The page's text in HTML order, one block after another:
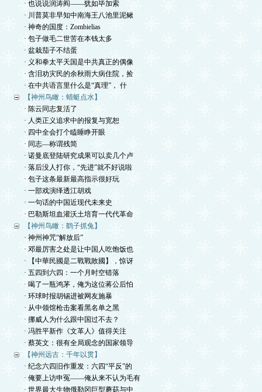
· 也说说润涛阎——犹如毕加索
· 川普莫非早知中南海王八池里泥鳅
· 神奇的国度：Zombielias
· 包子做毛二世苦在本钱太多
· 盆栽茄子不结蛋
· 义和拳太平天国是中共真正的偶像
· 含泪劝灾民的余秋雨大病住院，捡
· 在中共语言里什么是“真理”， 什
【神州鸟瞰：蜻蜓点水】
· 陈云同志复活了
· 人类正义追求中的报复与宽恕
· 四中全会打个瞌睡睁开眼
· 同志—称谓残简
· 诺曼底登陆研究成果可以卖几个卢
· 落后没人打你，“先进”就不好说啦
· 包子这条最新最高指示很好玩
· 一部戏演绎透江胡戏
· 一句话的中国近现代未来史
· 巴勒斯坦血灌沃土培育一代代革命
【神州鸟瞰：鹞子抓兔】
· 神州神咒“解放后”
· 邓最厉害之处是让中国人吃饱饭也
· 【中華民國是二戰戰敗國】，惊讶
· 五四到六四：一个月时空错落
· 喝了一瓶鸿茅，俺为这位蒋公后怕
· 环球时报胡锡进被网友施暴
· 从中领馆枪击案看黑名单之黑
· 挪威人为什么跟中国过不去？
· 冯胜平新作《文革人》值得关注
· 蔡英文：很有全局观念的国家领导
【神州远古：千年以贯】
· 纪念六四旧作重发：六四“平反”的
· 俺要上访申冤——俺从来不认为毛有
· 世界最大生物俄勒冈巨型蘑菇与中